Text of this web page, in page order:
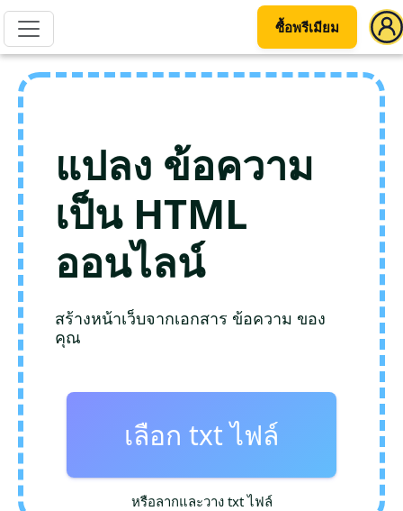
ซื้อพรีเมียม
แปลง ข้อความ
เป็น HTML
ออนไลน์
สร้างหน้าเว็บจากเอกสาร ข้อความ ของ
คุณ
เลือก txt ไฟล์
หรือลากและวาง txt ไฟล์